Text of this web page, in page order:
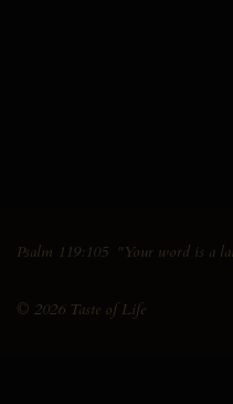
Psalm 119:105 "Your word is a
© 2026 Taste of Life